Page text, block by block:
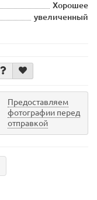
Хорошее
увеличенный
Предоставляем
фотографии перед
отправкой